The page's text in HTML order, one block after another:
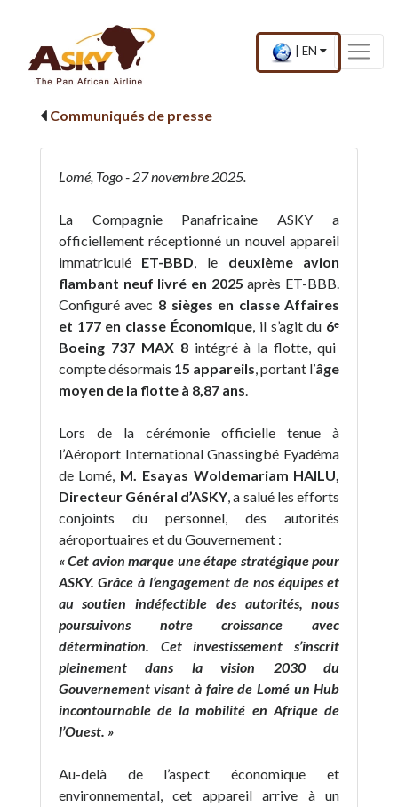
Current
country
EN .
Press
and
×
Communiqués de presse
Lomé, Togo - 27 novembre 2025.
La Compagnie Panafricaine ASKY a
officiellement réceptionné un nouvel appareil
immatriculé ET-BBD, le deuxième avion
flambant neuf livré en 2025 après ET-BBB.
Configuré avec 8 sièges en classe Affaires
et 177 en classe Économique, il s’agit du 6ᵉ
Boeing 737 MAX 8intégré à la flotte, qui
compte désormais 15 appareils, portant l’âge
moyen de la flotte à 8,87 ans.
Lors de la cérémonie officielle tenue à
l’Aéroport International Gnassingbé Eyadéma
de Lomé, M. Esayas Woldemariam HAILU,
Directeur Général d’ASKY, a salué les efforts
conjoints du personnel, des autorités
aéroportuaires et du Gouvernement :
« Cet avion marque une étape stratégique pour
ASKY. Grâce à l’engagement de nos équipes et
au soutien indéfectible des autorités, nous
poursuivons notre croissance avec
détermination. Cet investissement s’inscrit
pleinement dans la vision 2030 du
Gouvernement visant à faire de Lomé un Hub
incontournable de la mobilité en Afrique de
l’Ouest. »
Au-delà de l’aspect économique et
environnemental, cet appareil arrive à un